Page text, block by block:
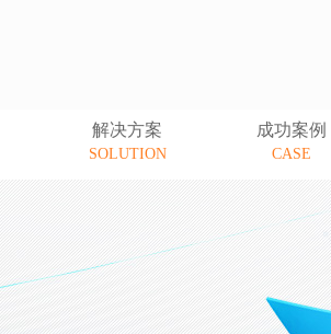
解决方案
SOLUTION
成功案例
CASE